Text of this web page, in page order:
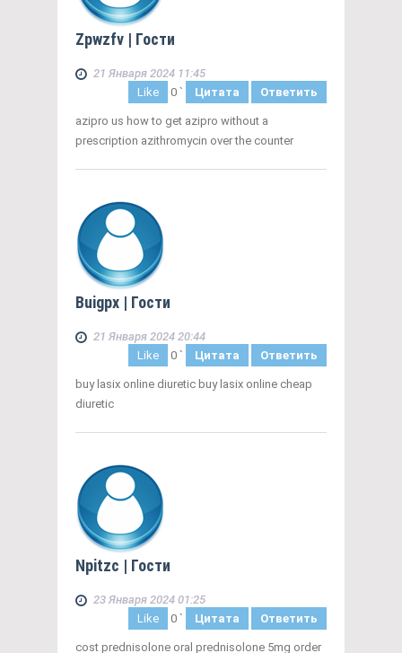
Zpwzfv | Гости
21 Января 2024 11:45
Like
0 ` Цитата Ответить
azipro us how to get azipro without a
prescription azithromycin over the counter
Buigpx | Гости
21 Января 2024 20:44
Like
0 ` Цитата Ответить
buy lasix online diuretic buy lasix online cheap
diuretic
Npitzc | Гости
23 Января 2024 01:25
Like
0 ` Цитата Ответить
cost prednisolone oral prednisolone 5mg order